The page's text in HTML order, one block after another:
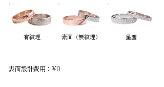
有紋理 素面（無紋理） ​星塵
表面設計費用：¥0